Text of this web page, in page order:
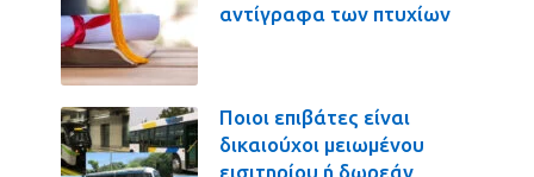
αντίγραφα των πτυχίων
Ποιοι επιβάτες είναι
δικαιούχοι μειωμένου
εισιτηρίου ή δωρεάν